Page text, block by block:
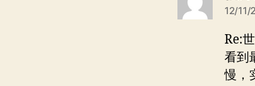
12/11/
Re:
看到
慢，